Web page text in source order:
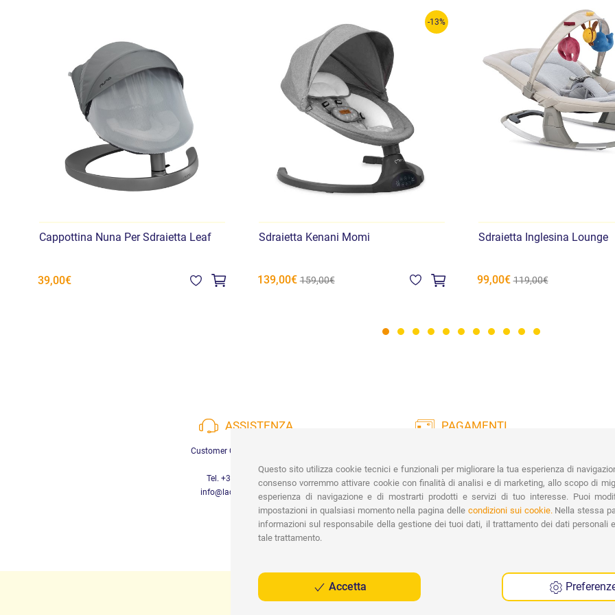
Grow funziona
Cappottina Nuna Per Sdraietta Leaf
39,00€
-13%
Sdraietta Kenani Momi
139,00€ 159,00€
Sdraietta Inglesina Lounge
99,00€ 119,00€
ASSISTENZA
Customer Care a disposizione
Tel. +39 3452280233
info@lachiocciolababy.it
PAGAMENTI
Carte di Credito, Bonifico, PayPal e
Contrassegno.
Questo sito utilizza cookie tecnici e funzionali per migliorare la tua esperienza di
consenso vorremmo attivare cookie con finalità di analisi e di marketing, allo scopo di
esperienza di navigazione e di mostrarti prodotti e servizi di tuo interesse. Puoi
impostazioni in qualsiasi momento nella pagina delle condizioni sui cookie.Nella stessa
informazioni sul responsabile della gestione dei tuoi dati, il trattamento dei dati personali
tale trattamento.
Accetta